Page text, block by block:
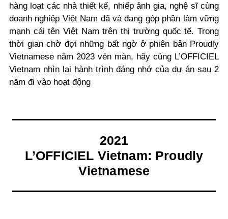
hàng loạt các nhà thiết kế, nhiếp ảnh gia, nghệ sĩ cùng
doanh nghiệp Việt Nam đã và đang góp phần làm vững
mạnh cái tên Việt Nam trên thị trường quốc tế. Trong
thời gian chờ đợi những bất ngờ ở phiên bản Proudly
Vietnamese năm 2023 vén màn, hãy cùng L’OFFICIEL
Vietnam nhìn lại hành trình đáng nhớ của dự án sau 2
năm đi vào hoạt động
2021
L’OFFICIEL Vietnam: Proudly
Vietnamese